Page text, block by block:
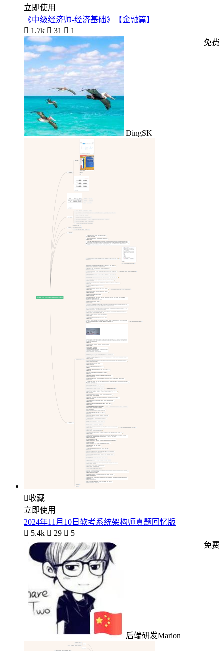
立即使用
《中级经济师-经济基础》【金融篇】
 1.7k  31  1
DingSK
免费
收藏
立即使用
2024年11月10日软考系统架构师真题回忆版
 5.4k  29  5
后端研发Marion
免费